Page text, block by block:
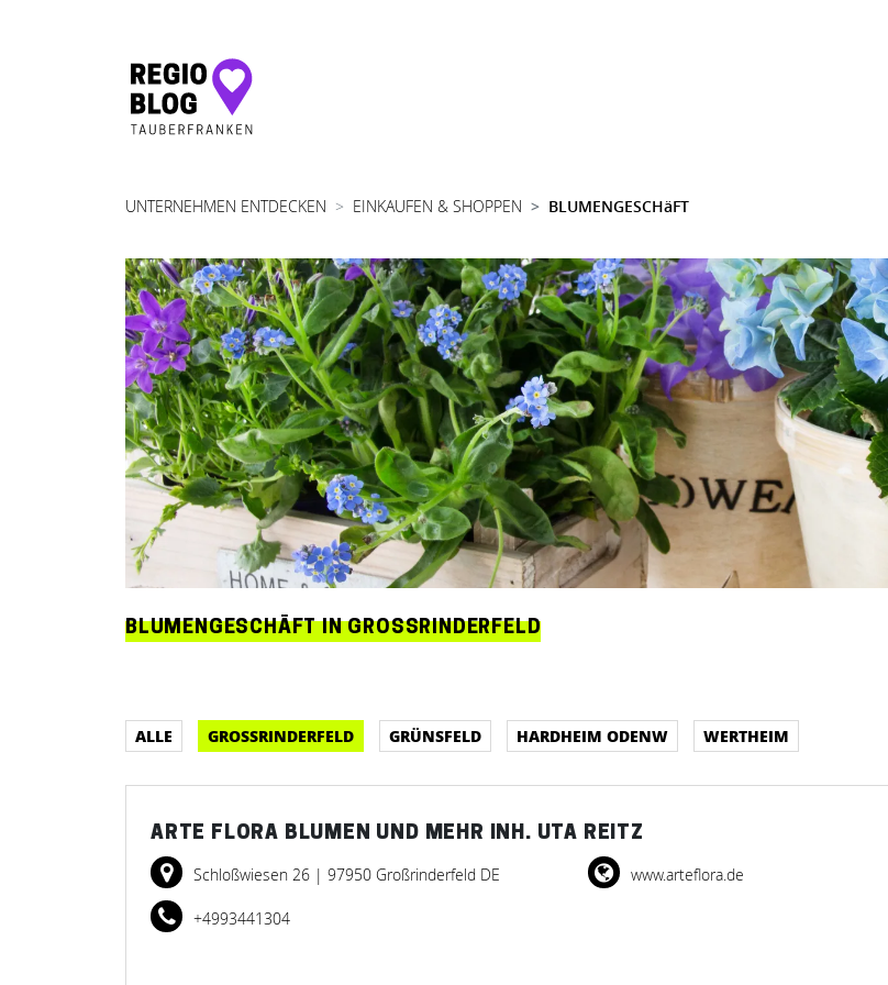
Hauptnavigation
UNTERNEHMEN ENTDECKEN EINKAUFEN & SHOPPEN BLUMENGESCHäFT
BLUMENGESCHÄFT IN GROSSRINDERFELD
ALLE GROSSRINDERFELD GRÜNSFELD HARDHEIM ODENW WERTHEIM
ARTE FLORA BLUMEN UND MEHR INH. UTA REITZ
Schloßwiesen 26 | 97950 Großrinderfeld DE
+4993441304
www.arteflora.de